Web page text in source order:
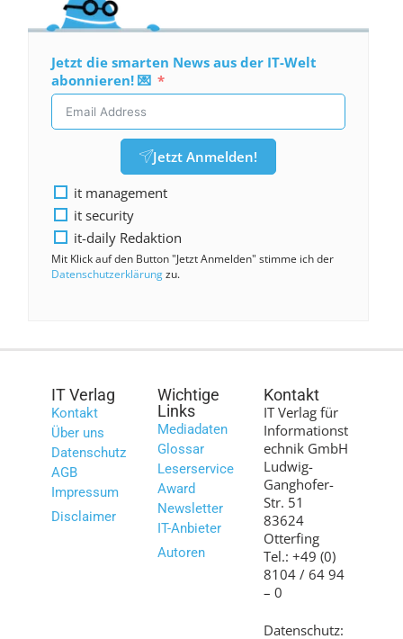
Jetzt die smarten News aus der IT-Welt
abonnieren! 💌
Jetzt Anmelden!
it management
it security
it-daily Redaktion
Mit Klick auf den Button "Jetzt Anmelden" stimme ich der
Datenschutzerklärungzu.
IT Verlag
Kontakt
Über uns
Datenschutz
AGB
Impressum
Disclaimer
Wichtige
Links
Mediadaten
Glossar
Leserservice
Award
Newsletter
IT-Anbieter
Autoren
Kontakt
IT Verlag für
Informationst
echnik GmbH
Ludwig-
Ganghofer-
Str. 51
83624
Otterfing
Tel.: +49 (0)
8104 / 64 94
– 0
Datenschutz: